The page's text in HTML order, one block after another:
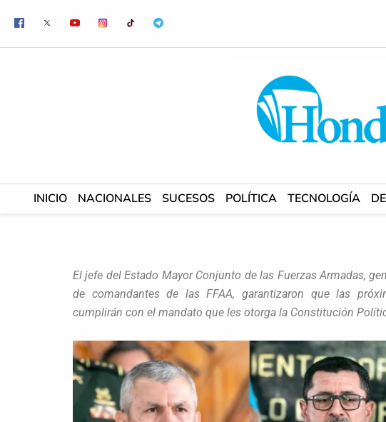
contenido
INICIO NACIONALES SUCESOS POLÍTICA TECNOLOGÍA
El jefe del Estado Mayor Conjunto de las Fuerzas Armadas,
de comandantes de las FFAA, garantizaron que las
cumplirán con el mandato que les otorga la Constitución